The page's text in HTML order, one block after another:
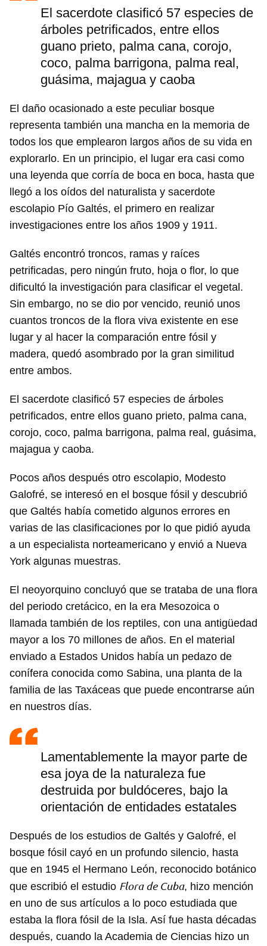
El sacerdote clasificó 57 especies de
árboles petrificados, entre ellos
guano prieto, palma cana, corojo,
coco, palma barrigona, palma real,
guásima, majagua y caoba
El daño ocasionado a este peculiar bosque
representa también una mancha en la memoria de
todos los que emplearon largos años de su vida en
explorarlo. En un principio, el lugar era casi como
una leyenda que corría de boca en boca, hasta que
llegó a los oídos del naturalista y sacerdote
escolapio Pío Galtés, el primero en realizar
investigaciones entre los años 1909 y 1911.
Galtés encontró troncos, ramas y raíces
petrificadas, pero ningún fruto, hoja o flor, lo que
dificultó la investigación para clasificar el vegetal.
Sin embargo, no se dio por vencido, reunió unos
cuantos troncos de la flora viva existente en ese
lugar y al hacer la comparación entre fósil y
madera, quedó asombrado por la gran similitud
entre ambos.
El sacerdote clasificó 57 especies de árboles
petrificados, entre ellos guano prieto, palma cana,
corojo, coco, palma barrigona, palma real, guásima,
majagua y caoba.
Pocos años después otro escolapio, Modesto
Galofré, se interesó en el bosque fósil y descubrió
que Galtés había cometido algunos errores en
varias de las clasificaciones por lo que pidió ayuda
a un especialista norteamericano y envió a Nueva
York algunas muestras.
El neoyorquino concluyó que se trataba de una flora
del periodo cretácico, en la era Mesozoica o
llamada también de los reptiles, con una antigüedad
mayor a los 70 millones de años. En el material
enviado a Estados Unidos había un pedazo de
conífera conocida como Sabina, una planta de la
familia de las Taxáceas que puede encontrarse aún
en nuestros días.
Lamentablemente la mayor parte de
esa joya de la naturaleza fue
destruida por buldóceres, bajo la
orientación de entidades estatales
Después de los estudios de Galtés y Galofré, el
bosque fósil cayó en un profundo silencio, hasta
que en 1945 el Hermano León, reconocido botánico
que escribió el estudio Flora de Cuba, hizo mención
en uno de sus artículos a lo poco estudiada que
estaba la flora fósil de la Isla. Así fue hasta décadas
después, cuando la Academia de Ciencias hizo un